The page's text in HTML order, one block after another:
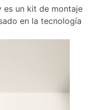
es un kit de montaje
en la tecnología